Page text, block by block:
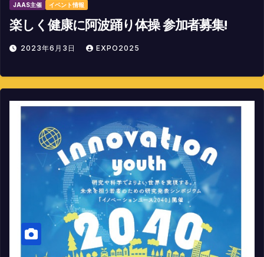
JAAS主催 イベント情報
楽しく健康に阿波踊り体操 参加者募集!
2023年6月3日 EXPO2025